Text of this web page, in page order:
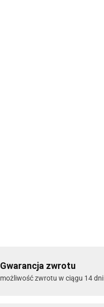
Gwarancja zwrotu
możliwość zwrotu w ciągu 14 dni